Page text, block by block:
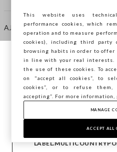
AJUDA
EMPRESA
CONTACTE-NOS
Copyright ©
Está a navegar na
deseja guardar a sua
This website uses
performance cookies, which
operation and to measure
cookies), including third party
browsing habits in order to offer
in line with your real interests.
the use of these cookies. To
on "accept all cookies”, to
cookies”, or to refuse them,
accepting”. For more information,
MANAGE
ACCEPT ALL